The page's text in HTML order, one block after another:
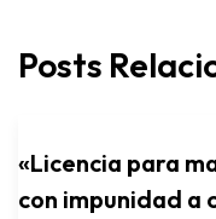
Posts
«Licencia para
con impunidad a